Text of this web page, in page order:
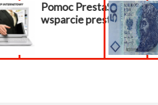
Pomoc PrestaShop,
wsparcie prestashop